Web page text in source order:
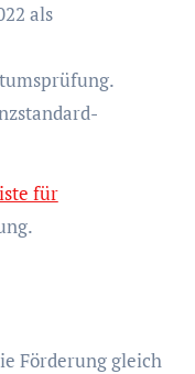
als
für
Förderung gleich